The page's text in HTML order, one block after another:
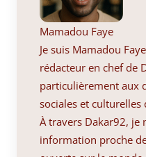
Mamadou Faye
Je suis Mamadou
rédacteur en chef de
particulièrement aux
sociales et
À travers Dakar92, je
information proche